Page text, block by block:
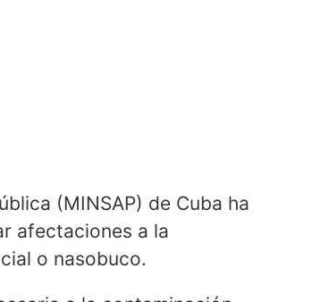
(MINSAP) de Cuba ha
afectaciones a la
o nasobuco.